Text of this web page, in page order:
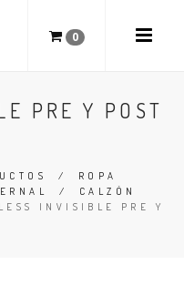
0
PRE Y POST
/ ROPA
/ CALZÓN
INVISIBLE PRE Y